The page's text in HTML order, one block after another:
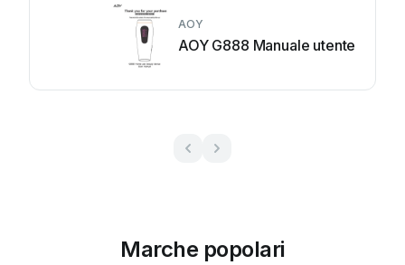
AOY
AOY G888 Manuale utente
Marche popolari